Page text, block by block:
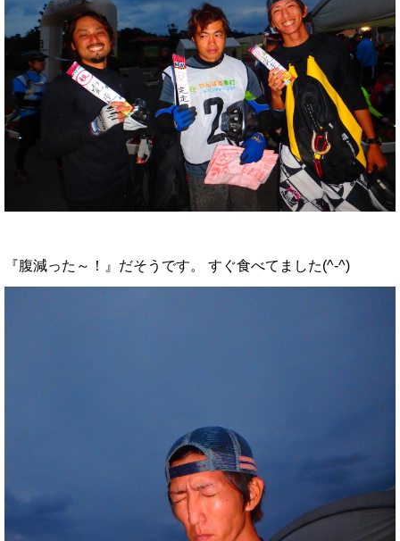
『腹減った～！』だそうです。 すぐ食べてました(^-^)